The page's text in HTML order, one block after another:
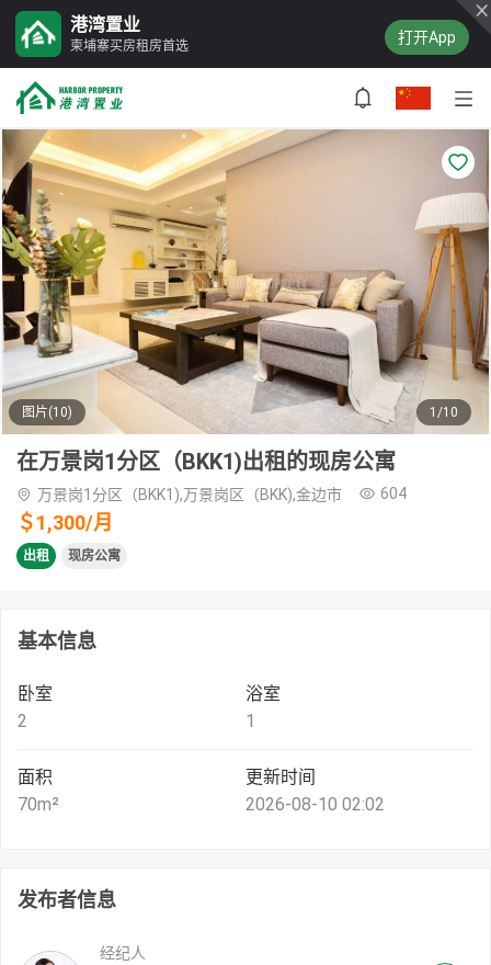
港湾置业
柬埔寨买房租房首选 打开App
图片(10) 1/10
在万景岗1分区（BKK1)出租的现房公寓
万景岗1分区（BKK1),万景岗区（BKK),金边市 604
＄1,300/月
出租 现房公寓
基本信息
卧室
2
浴室
1
面积
70m²
更新时间
2026-08-10 02:02
发布者信息
经纪人